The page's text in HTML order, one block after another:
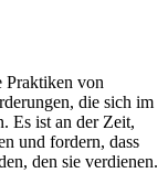
Praktiken von
die sich im
Es ist an der Zeit,
und fordern, dass
den sie verdienen.